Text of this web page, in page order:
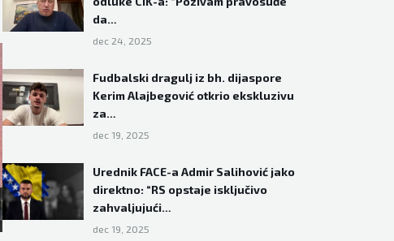
da…
dec 24, 2025
Fudbalski dragulj iz bh. dijaspore
Kerim Alajbegović otkrio ekskluzivu
za…
dec 19, 2025
Urednik FACE-a Admir Salihović jako
direktno: “RS opstaje isključivo
zahvaljujući…
dec 19, 2025